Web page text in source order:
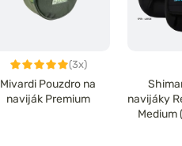
(3x)
Mivardi Pouzdro na
naviják Premium
navijáky